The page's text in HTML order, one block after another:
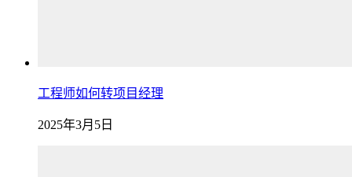
工程师如何转项目经理
2025年3月5日